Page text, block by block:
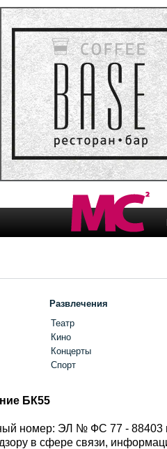
Развлечения
Театр
Кино
Концерты
Спорт
БК55
номер: ЭЛ № ФС 77 - 88403
в сфере связи,